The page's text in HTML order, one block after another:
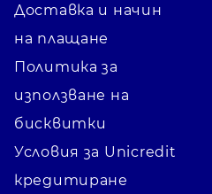
Доставка и начин
на плащане
Политика за
използване на
бисквитки
Условия за Unicredit
кредитиране